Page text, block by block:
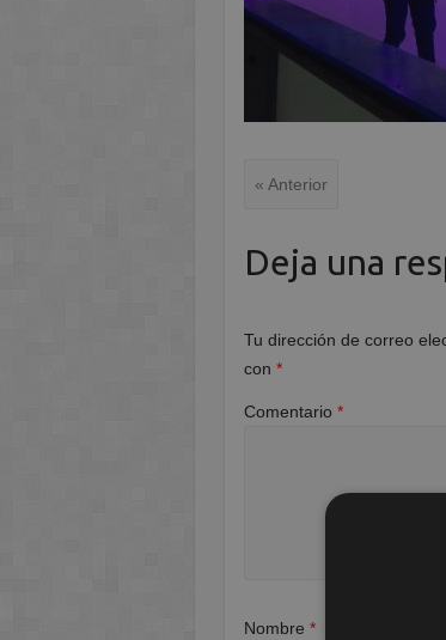
« Anterior
Deja una
Tu dirección de correo
con*
Comentario*
Nombre*